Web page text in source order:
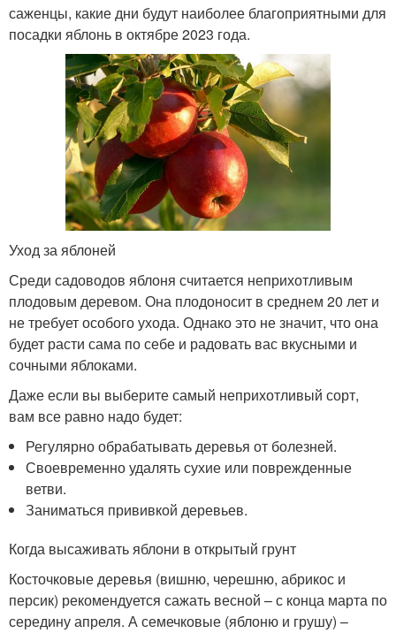
саженцы, какие дни будут наиболее благоприятными для
посадки яблонь в октябре 2023 года.
Уход за яблоней
Среди садоводов яблоня считается неприхотливым
плодовым деревом. Она плодоносит в среднем 20 лет и
не требует особого ухода. Однако это не значит, что она
будет расти сама по себе и радовать вас вкусными и
сочными яблоками.
Даже если вы выберите самый неприхотливый сорт,
вам все равно надо будет:
Регулярно обрабатывать деревья от болезней.
Своевременно удалять сухие или поврежденные
ветви.
Заниматься прививкой деревьев.
Когда высаживать яблони в открытый грунт
Косточковые деревья (вишню, черешню, абрикос и
персик) рекомендуется сажать весной – с конца марта по
середину апреля. А семечковые (яблоню и грушу) –